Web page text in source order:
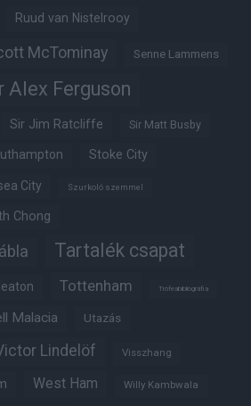
Ruud van Nistelrooy
McTominay Senne Lammens
Alex Ferguson
Sir Jim Ratcliffe Sir Matt Busby
Stoke City
City Szurkoló szemmel
Chong
Tartalék csapat
Tottenham Trófeabibliográfia
Malacia Utazás
Lindelöf Visszhang
West Ham Willy Kambwala